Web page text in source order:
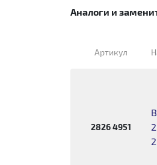
Аналоги и
Артикул
2826 4951